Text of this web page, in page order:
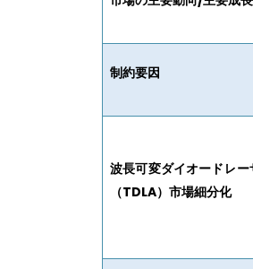
制約要因
波長可変ダイオードレ
（TDLA）市場細分化